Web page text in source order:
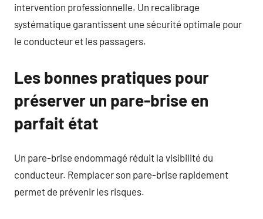
intervention professionnelle. Un recalibrage
systématique garantissent une sécurité optimale pour
le conducteur et les passagers.
Les bonnes pratiques pour
préserver un pare-brise en
parfait état
Un pare-brise endommagé réduit la visibilité du
conducteur. Remplacer son pare-brise rapidement
permet de prévenir les risques.